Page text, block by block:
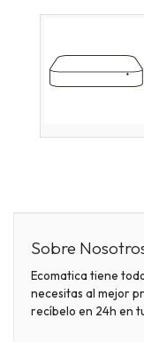
Sobre
Ecomatica tiene
necesitas al mejor
recíbelo en 24h en